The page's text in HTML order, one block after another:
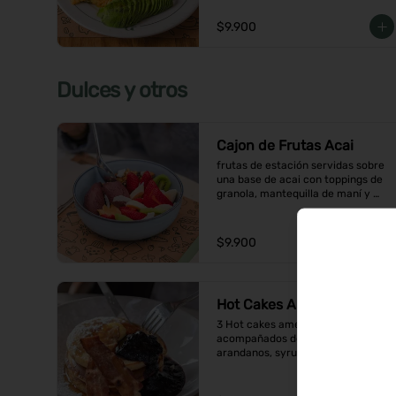
$9.900
Dulces y otros
Cajon de Frutas Acai
frutas de estación servidas sobre
una base de acai con toppings de
granola, mantequilla de maní y
coco en hojuelas
$9.900
Hot Cakes Americanos
3 Hot cakes americanos
acompañados de una compota de
arandanos, syrup, mantequilla y